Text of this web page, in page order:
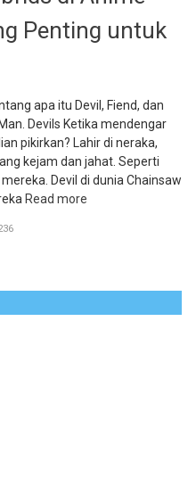
Penting untuk
apa itu Devil, Fiend, dan
Devils Ketika mendengar
pikirkan? Lahir di neraka,
kejam dan jahat. Seperti
Devil di dunia Chainsaw
Read more